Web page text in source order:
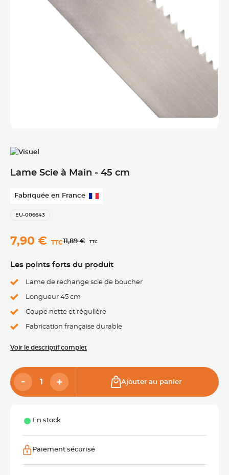
Lame Scie à Main - 45 cm
Fabriquée en France
EU-006643
7,90 € TTC11,89 € TTC
Les points forts du produit
Lame de rechange scie de boucher
Longueur 45 cm
Coupe nette et régulière
Fabrication française durable
Voir le descriptif complet
Ajouter au panier
En stock
Paiement sécurisé